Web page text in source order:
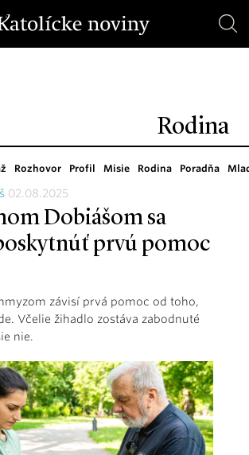
Rodina
Rozhovor Profil Misie Rodina Poradňa
02.08.2025
Dobiášom sa
prvú pomoc
závisí prvá pomoc od toho,
Včelie žihadlo zostáva zabodnuté
nie.